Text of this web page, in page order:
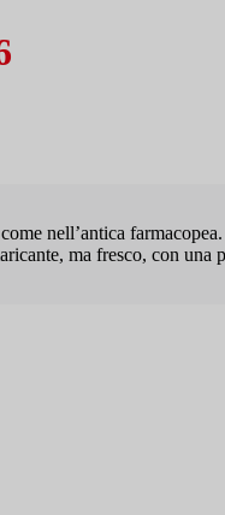
nell’antica
ma fresco, con